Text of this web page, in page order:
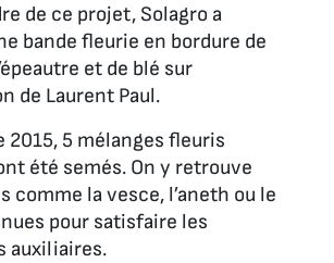
de ce projet, Solagro a
bande fleurie en bordure de
et de blé sur
de Laurent Paul.
2015, 5 mélanges fleuris
été semés. On y retrouve
comme la vesce, l’aneth ou le
pour satisfaire les
auxiliaires.